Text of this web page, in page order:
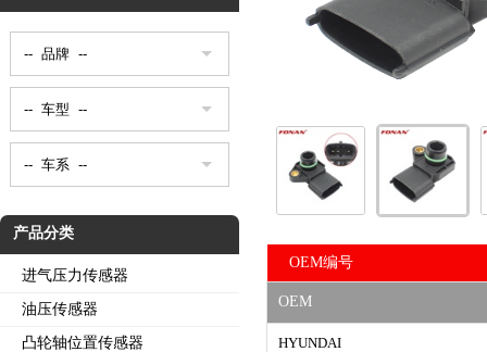
产品分类
进气压力传感器
油压传感器
凸轮轴位置传感器
OEM编号
OEM
HYUNDAI